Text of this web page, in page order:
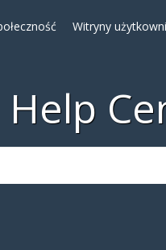
Witryny
Help